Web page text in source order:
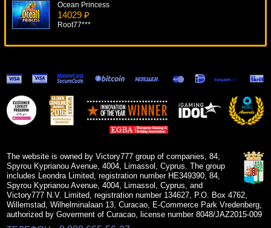
Ocean Princess
14029 ₽
Root77***
Kings Of Cash
11540 ₽
Egoistik***
Cops N Bandits
The website is owned by Victory777 group of companies, 84,
Spyrou Kyprianou Avenue, 4004, Limassol, Cyprus. The group
includes Leondra Limited, registration number HE349390, 84,
Spyrou Kyprianou Avenue, 4004, Limassol, Cyprus, and
Victory777 N.V. Limited, registration number 134627, P.O. Box 4762,
Willemstad, Wilhelminalaan 13, Curacao, E-Commerce Park Vredenberg,
authorized by Goverment of Curacao, license number 8048/JAZ2015-009